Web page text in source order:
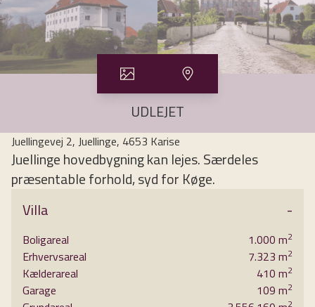
UDLEJET
Juellingevej 2, Juellinge, 4653 Karise
Juellinge hovedbygning kan lejes. Særdeles
præsentable forhold, syd for Køge.
For Holmegaard Gods udlejes Juellinge.
Juellinge er en af vore historiske herregårde. Den er super velholdt, lige til at
falde for, - og lige til at flytte ind i og nyde.
Juellinges hovedbygning blev opført i 1675 af daværende ejer Jens Juel. En
fantastisk hovedbygning med imponerende smukke proportioner både
Villa -
Boligareal 1.000 m2
Erhvervsareal 7.323 m2
Kælderareal 410 m2
Garage 109 m2
2